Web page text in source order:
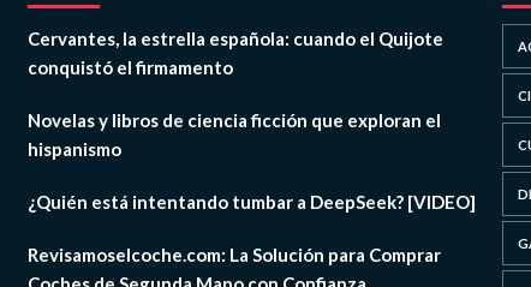
Cervantes, la estrella española: cuando el Quijote
conquistó el firmamento
Novelas y libros de ciencia ficción que exploran el
hispanismo
¿Quién está intentando tumbar a DeepSeek? [VIDEO]
Revisamoselcoche.com: La Solución para Comprar